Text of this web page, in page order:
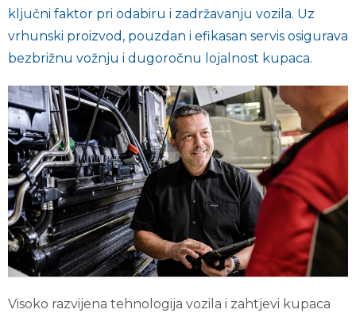
ključni faktor pri odabiru i zadržavanju vozila. Uz
vrhunski proizvod, pouzdan i efikasan servis osigurava
bezbrižnu vožnju i dugoročnu lojalnost kupaca.
Visoko razvijena tehnologija vozila i zahtjevi kupaca